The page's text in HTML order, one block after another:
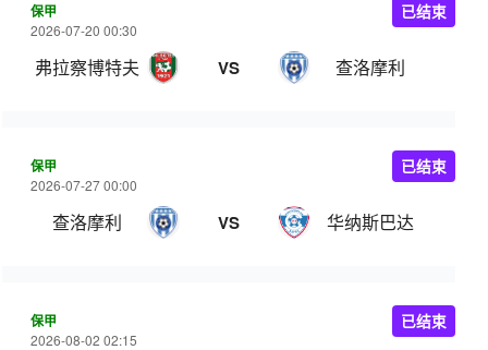
保甲
2026-07-20 00:30
弗拉察博特夫 VS 查洛摩利
已结束
保甲
2026-07-27 00:00
查洛摩利 VS 华纳斯巴达
已结束
保甲
2026-08-02 02:15
已结束